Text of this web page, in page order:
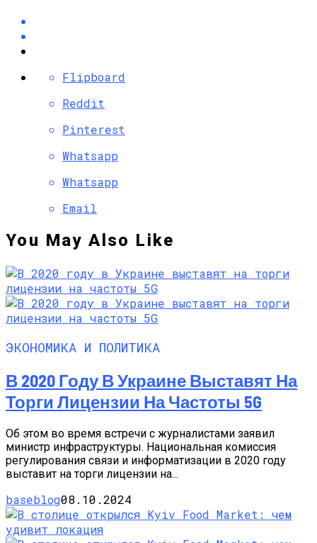
Flipboard
Reddit
Pinterest
Whatsapp
Whatsapp
Email
You May Also Like
ЭКОНОМИКА И ПОЛИТИКА
В 2020 Году В Украине Выставят На
Торги Лицензии На Частоты 5G
Об этом во время встречи с журналистами заявил
министр инфраструктуры. Национальная комиссия
регулирования связи и информатизации в 2020 году
выставит на торги лицензии на...
baseblog08.10.2024